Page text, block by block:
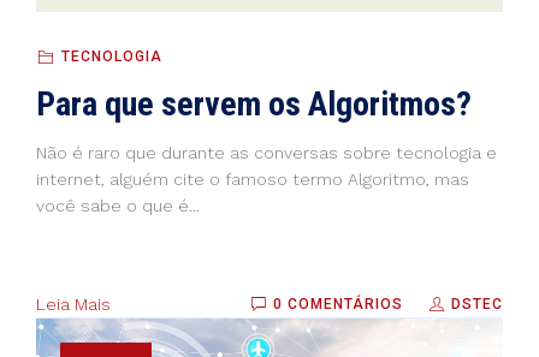
TECNOLOGIA
Para que servem os Algoritmos?
Não é raro que durante as conversas sobre tecnologia e
internet, alguém cite o famoso termo Algoritmo, mas
você sabe o que é...
Leia Mais 0 COMENTÁRIOS DSTEC